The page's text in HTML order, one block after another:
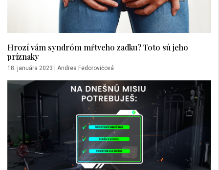
Hrozí vám syndróm mŕtveho zadku? Toto sú jeho
príznaky
18. januára 2023 | Andrea Fedorovičová